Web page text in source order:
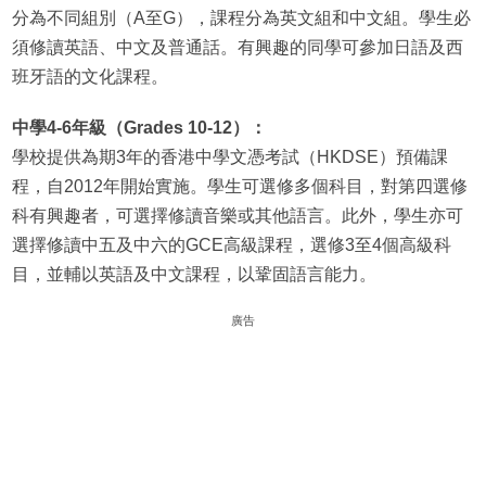
分為不同組別（A至G），課程分為英文組和中文組。學生必
須修讀英語、中文及普通話。有興趣的同學可參加日語及西
班牙語的文化課程。
中學4-6年級（Grades 10-12）：
學校提供為期3年的香港中學文憑考試（HKDSE）預備課
程，自2012年開始實施。學生可選修多個科目，對第四選修
科有興趣者，可選擇修讀音樂或其他語言。此外，學生亦可
選擇修讀中五及中六的GCE高級課程，選修3至4個高級科
目，並輔以英語及中文課程，以鞏固語言能力。
廣告